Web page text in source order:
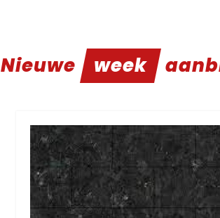
Nieuwe week